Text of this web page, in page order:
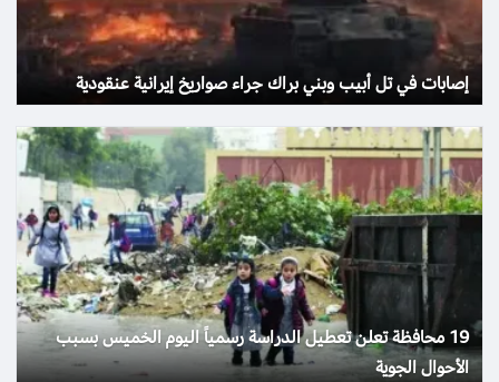
إصابات في تل أبيب وبني براك جراء صواريخ إيرانية عنقودية
19 محافظة تعلن تعطيل الدراسة رسمياً اليوم الخميس بسبب
الأحوال الجوية